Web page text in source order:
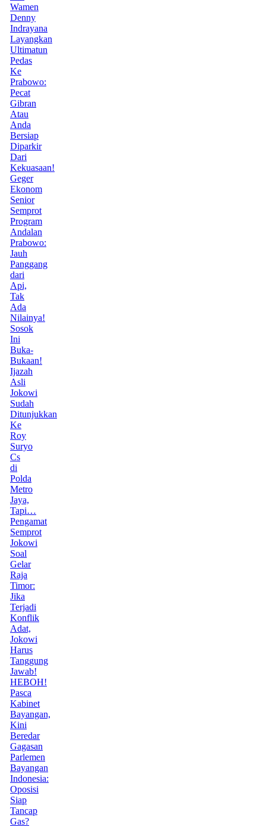
Wamen
Denny
Indrayana
Layangkan
Ultimatun
Pedas
Ke
Prabowo:
Pecat
Gibran
Atau
Anda
Bersiap
Diparkir
Dari
Kekuasaan!
Geger
Ekonom
Senior
Semprot
Program
Andalan
Prabowo:
Jauh
Panggang
dari
Api,
Tak
Ada
Nilainya!
Sosok
Ini
Buka-
Bukaan!
Ijazah
Asli
Jokowi
Sudah
Ditunjukkan
Ke
Roy
Suryo
Cs
di
Polda
Metro
Jaya,
Tapi…
Pengamat
Semprot
Jokowi
Soal
Gelar
Raja
Timor:
Jika
Terjadi
Konflik
Adat,
Jokowi
Harus
Tanggung
Jawab!
HEBOH!
Pasca
Kabinet
Bayangan,
Kini
Beredar
Gagasan
Parlemen
Bayangan
Indonesia:
Oposisi
Siap
Tancap
Gas?